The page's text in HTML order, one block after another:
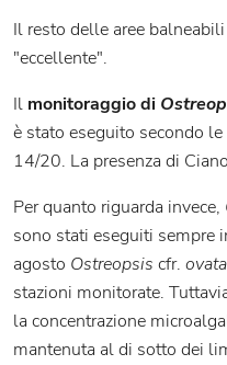
Il resto delle aree
"eccellente".
Il monitoraggio di
è stato eseguito secondo
14/20. La presenza di
Per quanto riguarda invece,
sono stati eseguiti sempre
agosto Ostreopsis cfr. ovata
stazioni monitorate.
la concentrazione
mantenuta al di sotto dei